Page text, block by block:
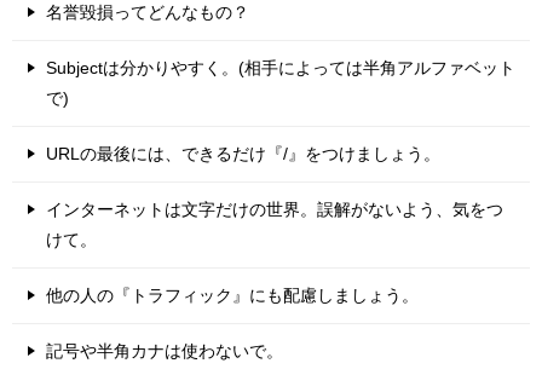
名誉毀損ってどんなもの？
Subjectは分かりやすく。(相手によっては半角アルファベット
で)
URLの最後には、できるだけ『/』をつけましょう。
インターネットは文字だけの世界。誤解がないよう、気をつ
けて。
他の人の『トラフィック』にも配慮しましょう。
記号や半角カナは使わないで。